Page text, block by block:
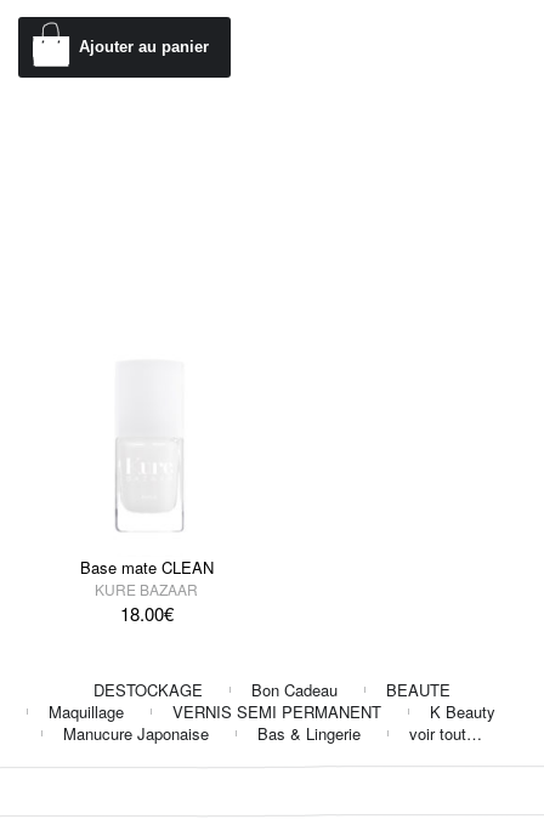
Ajouter au panier
Base mate CLEAN
KURE BAZAAR
18.00€
DESTOCKAGE Bon Cadeau
BEAUTE
Maquillage
VERNIS SEMI PERMANENT
K Beauty
Manucure Japonaise
Bas & Lingerie voir tout…